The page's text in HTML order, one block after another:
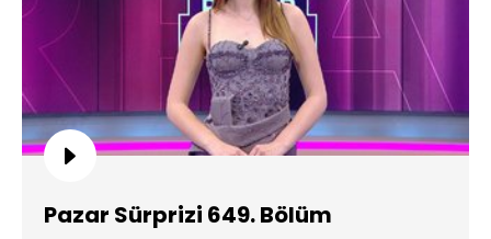
Pazar Sürprizi 649. Bölüm